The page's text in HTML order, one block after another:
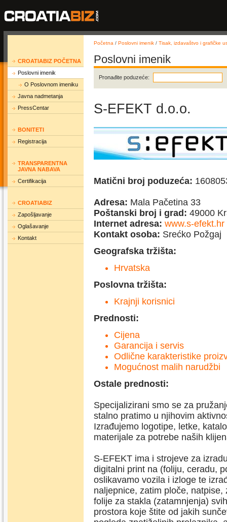
CROATIABIZ POČETNA
Poslovni imenik
O Poslovnom imeniku
Javna nadmetanja
PressCentar
BONITETI
Registracija
TRANSPARENTNA
JAVNA NABAVA
Certifikacija
CROATIABIZ
Zapošljavanje
Oglašavanje
Kontakt
Početna / Poslovni imenik / Tisak, izdavaštvo i grafičke
Poslovni imenik
Pronađite poduzeće:
S-EFEKT d.o.o.
Matični broj poduzeća:
Adresa: Mala Pačetina 33
Poštanski broj i grad: 49000
Internet adresa: www.s-efekt.hr
Kontakt osoba: Srećko Požgaj
Geografska tržišta:
Hrvatska
Poslovna tržišta:
Krajnji korisnici
Prednosti:
Cijena
Garancija i servis
Odlične karakteristike
Mogućnost malih narudžbi
Ostale prednosti:
Specijalizirani smo se za
stalno pratimo u njihovim
Izrađujemo logotipe, letke,
materijale za potrebe naših
S-EFEKT ima i strojeve za
digitalni print na (foliju, ceradu,
oslikavamo vozila i izloge te
naljepnice, zatim ploče,
folije za stakla (zatamnjenja)
prostora koje štite od jakih